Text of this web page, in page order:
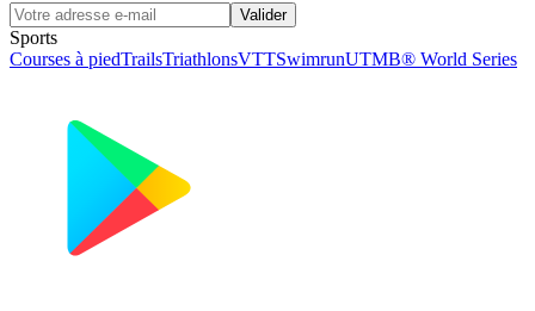
Valider
Sports
Courses à piedTrailsTriathlonsVTTSwimrunUTMB® World Series